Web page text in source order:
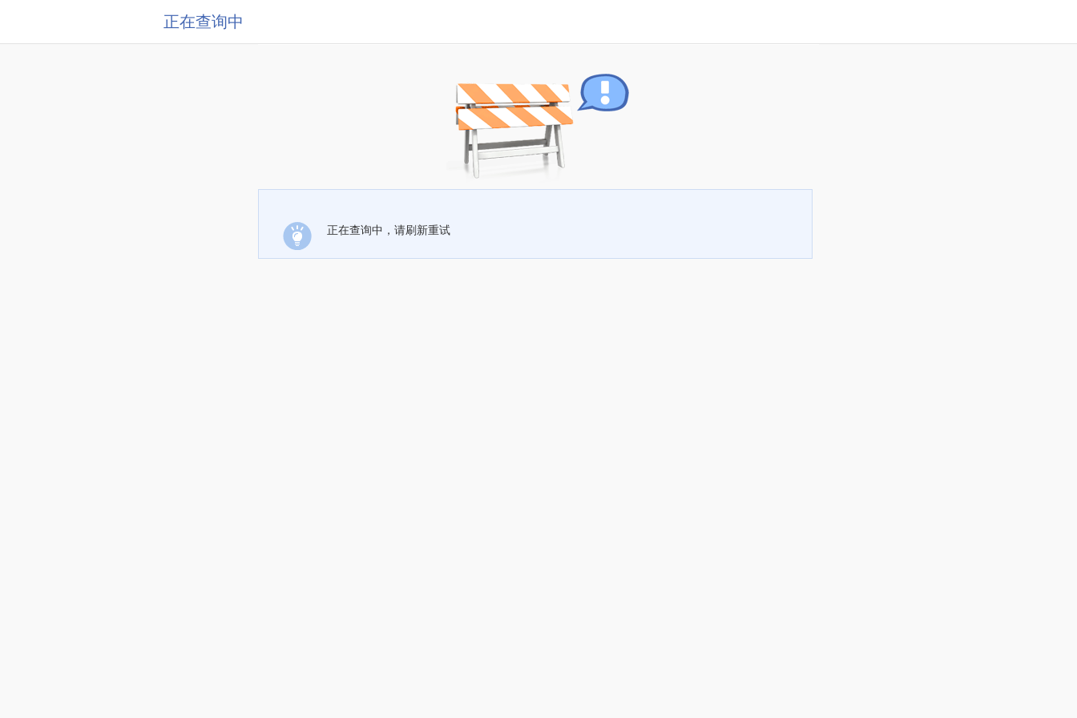
正在查询中
正在查询中，请刷新重试